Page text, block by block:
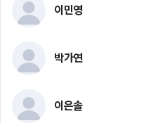
이민영
박가연
이은솔